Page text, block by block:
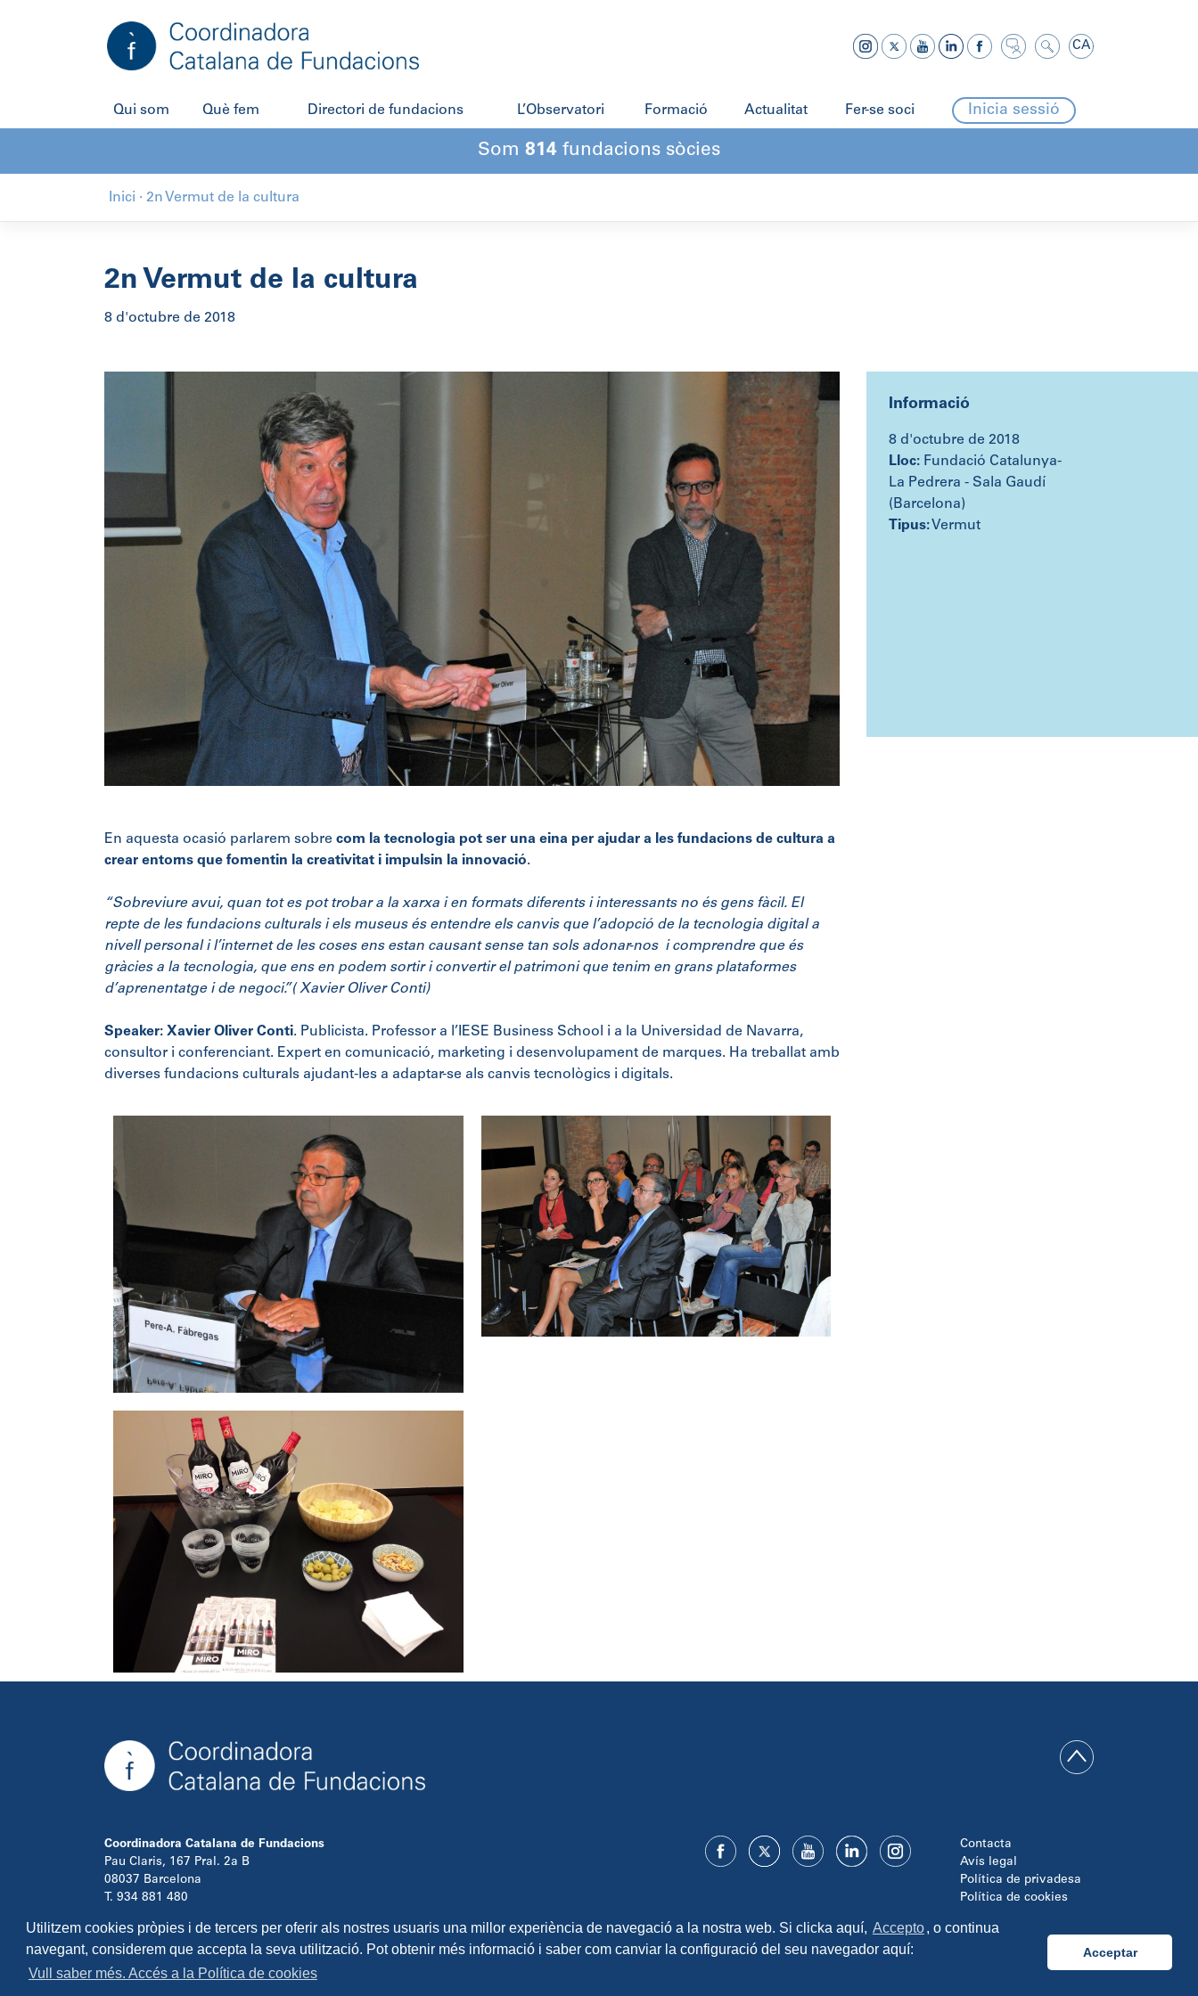
Utilitzem cookies pròpies i de tercers per oferir als nostres usuaris una millor experiència de navegació a la nostra web. Si clicka aquí, Accepto, o continua
navegant, considerem que accepta la seva utilització. Pot obtenir més informació i saber com canviar la configuració del seu navegador aquí:
Vull saber més. Accés a la Política de cookies
Acceptar
CA
Qui som Què fem Directori de fundacions L’Observatori Formació Actualitat Fer-se soci Inicia sessió
Som 814 fundacions sòcies
Inici · 2n Vermut de la cultura
2n Vermut de la cultura
8 d'octubre de 2018
En aquesta ocasió parlarem sobre com la tecnologia pot ser una eina per ajudar a les fundacions de cultura a
crear entorns que fomentin la creativitat i impulsin la innovació.
“Sobreviure avui, quan tot es pot trobar a la xarxa i en formats diferents i interessants no és gens fàcil. El
repte de les fundacions culturals i els museus és entendre els canvis que l’adopció de la tecnologia digital a
nivell personal i l’internet de les coses ens estan causant sense tan sols adonar-nos i comprendre que és
gràcies a la tecnologia, que ens en podem sortir i convertir el patrimoni que tenim en grans plataformes
d’aprenentatge i de negoci.”(Xavier Oliver Conti)
Speaker: Xavier Oliver Conti. Publicista. Professor a l’IESE Business School i a la Universidad de Navarra,
consultor i conferenciant. Expert en comunicació, marketing i desenvolupament de marques. Ha treballat amb
diverses fundacions culturals ajudant-les a adaptar-se als canvis tecnològics i digitals.
Informació
8 d'octubre de 2018
Lloc: Fundació Catalunya-
La Pedrera - Sala Gaudí
(Barcelona)
Tipus:Vermut
Coordinadora Catalana de Fundacions
Pau Claris, 167 Pral. 2a B
08037 Barcelona
T. 934 881 480
Contacta
Avís legal
Política de privadesa
Política de cookies
TipTop Learning